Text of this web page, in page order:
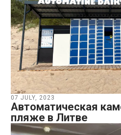
07 JULY, 2023
Автоматическая
пляже в Литве